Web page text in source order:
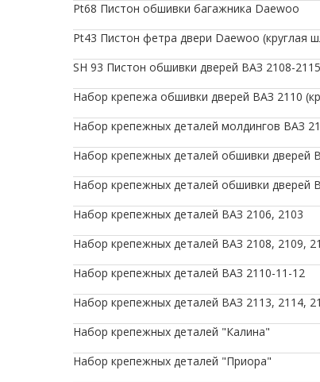
Pt68 Пистон обшивки багажника Daewoo
Pt43 Пистон фетра двери Daewoo (круглая
SH 93 Пистон обшивки дверей ВАЗ 2108-
Набор крепежа обшивки дверей ВАЗ 2110
Набор крепежных деталей молдингов ВАЗ
Набор крепежных деталей обшивки дверей
Набор крепежных деталей обшивки дверей
Набор крепежных деталей ВАЗ 2106, 2103
Набор крепежных деталей ВАЗ 2108, 2109,
Набор крепежных деталей ВАЗ 2110-11-12
Набор крепежных деталей ВАЗ 2113, 2114,
Набор крепежных деталей "Калина"
Набор крепежных деталей "Приора"